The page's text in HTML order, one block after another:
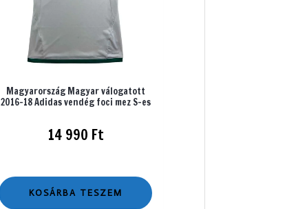
Magyarország Magyar válogatott
2016-18 Adidas vendég foci mez S-es
14 990 Ft
KOSÁRBA TESZEM